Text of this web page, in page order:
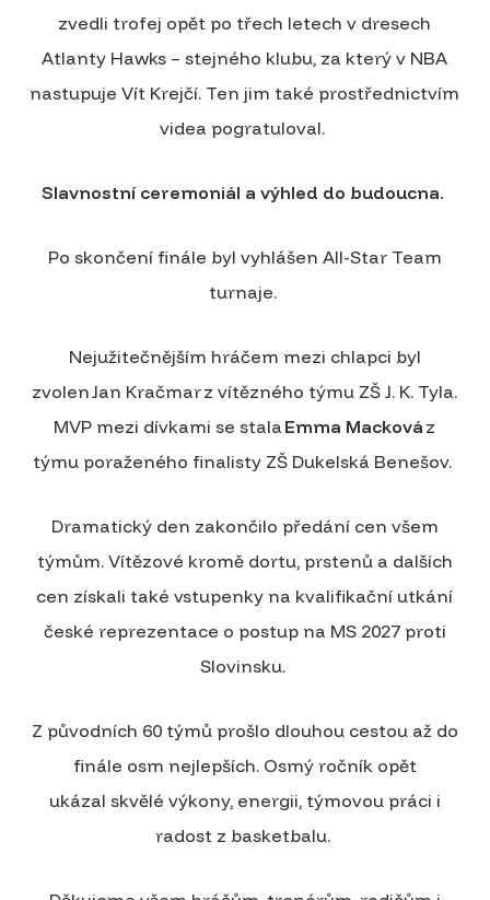
zvedli trofej opět po třech letech v dresech
Atlanty Hawks – stejného klubu, za který v NBA
nastupuje Vít Krejčí. Ten jim také prostřednictvím
videa pogratuloval.
Slavnostní ceremoniál a výhled do budoucna.
Po skončení finále byl vyhlášen All-Star Team
turnaje.
Nejužitečnějším hráčem mezi chlapci byl
zvolen Jan Kračmar z vítězného týmu ZŠ J. K. Tyla.
MVP mezi dívkami se stala Emma Macková z
týmu poraženého finalisty ZŠ Dukelská Benešov.
Dramatický den zakončilo předání cen všem
týmům. Vítězové kromě dortu, prstenů a dalších
cen získali také vstupenky na kvalifikační utkání
české reprezentace o postup na MS 2027 proti
Slovinsku.
Z původních 60 týmů prošlo dlouhou cestou až do
finále osm nejlepších. Osmý ročník opět
ukázal skvělé výkony, energii, týmovou práci i
radost z basketbalu.